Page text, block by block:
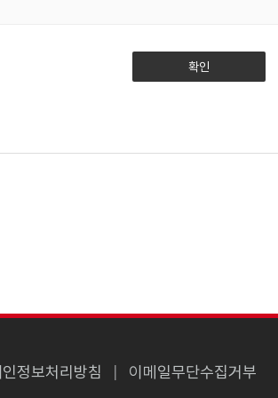
확인
정보처리방침 이메일무단수집거부